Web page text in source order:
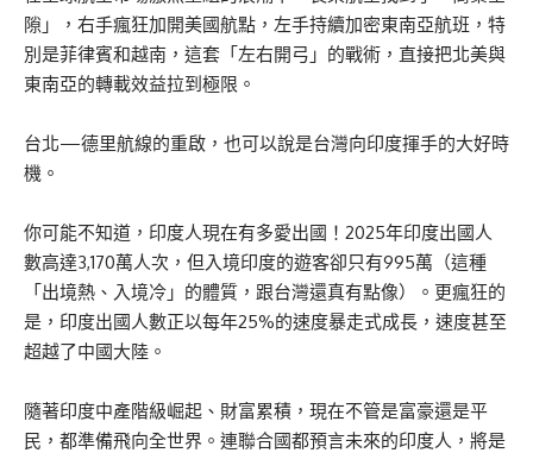
隙」，右手瘋狂加開美國航點，左手持續加密東南亞航班，特
別是菲律賓和越南，這套「左右開弓」的戰術，直接把北美與
東南亞的轉載效益拉到極限。
台北—德里航線的重啟，也可以說是台灣向印度揮手的大好時
機。
你可能不知道，印度人現在有多愛出國！2025年印度出國人
數高達3,170萬人次，但入境印度的遊客卻只有995萬（這種
「出境熱、入境冷」的體質，跟台灣還真有點像）。更瘋狂的
是，印度出國人數正以每年25%的速度暴走式成長，速度甚至
超越了中國大陸。
隨著印度中產階級崛起、財富累積，現在不管是富豪還是平
民，都準備飛向全世界。連聯合國都預言未來的印度人，將是